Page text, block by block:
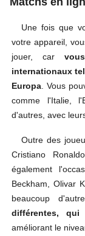
Une fois que
votre appareil,
jouer, car
internationaux
Europa. Vous
comme l'Italie,
d'autres, avec
Outre des
Cristiano
également
Beckham, Olivar
beaucoup
différentes,
améliorant le